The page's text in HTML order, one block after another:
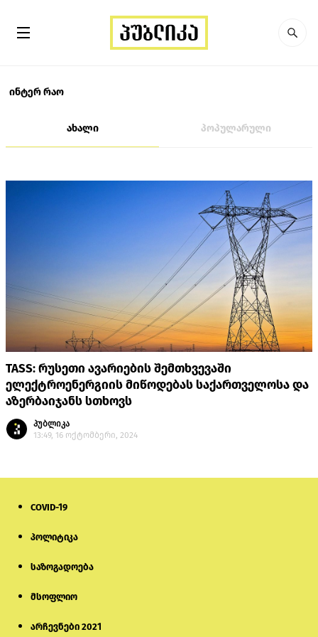
ინტერ რაო
ახალი პოპულარული
TASS: რუსეთი ავარიების შემთხვევაში
ელექტროენერგიის მიწოდებას საქართველოსა და
აზერბაიჯანს სთხოვს
პუბლიკა
13:49, 16 ოქტომბერი, 2024
COVID-19
პოლიტიკა
საზოგადოება
მსოფლიო
არჩევნები 2021